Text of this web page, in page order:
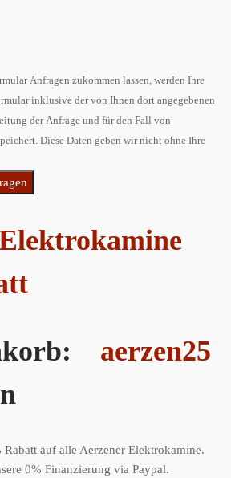
Anfragen zukommen lassen, werden Ihre
inklusive der von Ihnen dort angegebenen
der Anfrage und für den Fall von
Diese Daten geben wir nicht ohne Ihre
aerzen25
auf alle Aerzener Elektrokamine.
0% Finanzierung via Paypal.